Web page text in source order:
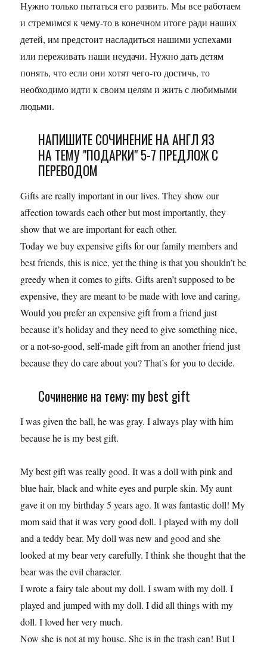
Нужно только пытаться его развить. Мы все работаем
и стремимся к чему-то в конечном итоге ради наших
детей, им предстоит насладиться нашими успехами
или переживать наши неудачи. Нужно дать детям
понять, что если они хотят чего-то достичь, то
необходимо идти к своим целям и жить с любимыми
людьми.
НАПИШИТЕ СОЧИНЕНИЕ НА АНГЛ ЯЗ
НА ТЕМУ "ПОДАРКИ" 5-7 ПРЕДЛОЖ С
ПЕРЕВОДОМ
Gifts are really important in our lives. They show our
affection towards each other but most importantly, they
show that we are important for each other.
Today we buy expensive gifts for our family members and
best friends, this is nice, yet the thing is that you shouldn’t be
greedy when it comes to gifts. Gifts aren’t supposed to be
expensive, they are meant to be made with love and caring.
Would you prefer an expensive gift from a friend just
because it’s holiday and they need to give something nice,
or a not-so-good, self-made gift from an another friend just
because they do care about you? That’s for you to decide.
Сочинение на тему: my best gift
I was given the ball, he was gray. I always play with him
because he is my best gift.
My best gift was really good. It was a doll with pink and
blue hair, black and white eyes and purple skin. My aunt
gave it on my birthday 5 years ago. It was fantastic doll! My
mom said that it was very good doll. I played with my doll
and a teddy bear. My doll was new and good and she
looked at my bear very carefully. I think she thought that the
bear was the evil character.
I wrote a fairy tale about my doll. I swam with my doll. I
played and jumped with my doll. I did all things with my
doll. I loved her very much.
Now she is not at my house. She is in the trash can! But I